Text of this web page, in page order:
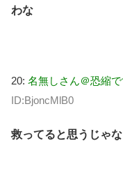
わな
20: 名無しさん＠恐縮で
ID:BjoncMlB0
救ってると思うじゃ